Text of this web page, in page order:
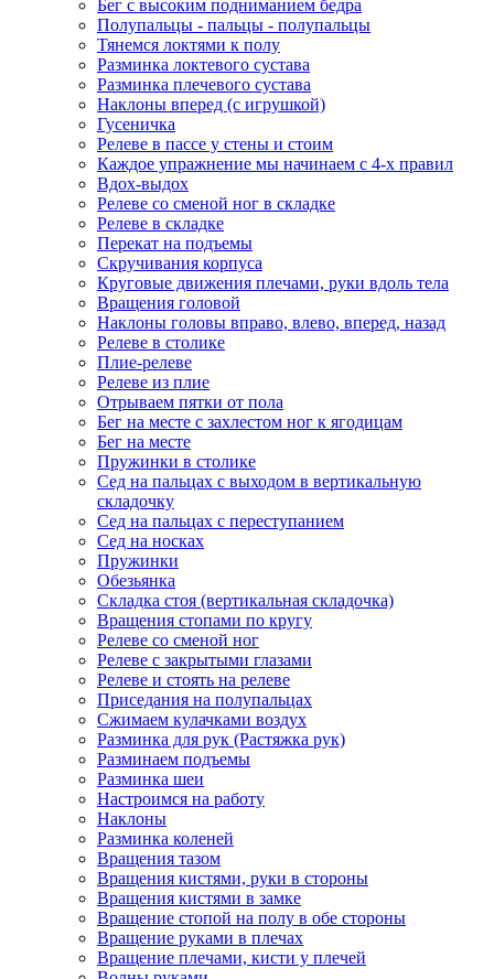
Бег с высоким подниманием бедра
Полупальцы - пальцы - полупальцы
Тянемся локтями к полу
Разминка локтевого сустава
Разминка плечевого сустава
Наклоны вперед (с игрушкой)
Гусеничка
Релеве в пассе у стены и стоим
Каждое упражнение мы начинаем с 4-х правил
Вдох-выдох
Релеве со сменой ног в складке
Релеве в складке
Перекат на подъемы
Скручивания корпуса
Круговые движения плечами, руки вдоль тела
Вращения головой
Наклоны головы вправо, влево, вперед, назад
Релеве в столике
Плие-релеве
Релеве из плие
Отрываем пятки от пола
Бег на месте с захлестом ног к ягодицам
Бег на месте
Пружинки в столике
Сед на пальцах с выходом в вертикальную
складочку
Сед на пальцах с переступанием
Сед на носках
Пружинки
Обезьянка
Складка стоя (вертикальная складочка)
Вращения стопами по кругу
Релеве со сменой ног
Релеве с закрытыми глазами
Релеве и стоять на релеве
Приседания на полупальцах
Сжимаем кулачками воздух
Разминка для рук (Растяжка рук)
Разминаем подъемы
Разминка шеи
Настроимся на работу
Наклоны
Разминка коленей
Вращения тазом
Вращения кистями, руки в стороны
Вращения кистями в замке
Вращение стопой на полу в обе стороны
Вращение руками в плечах
Вращение плечами, кисти у плечей